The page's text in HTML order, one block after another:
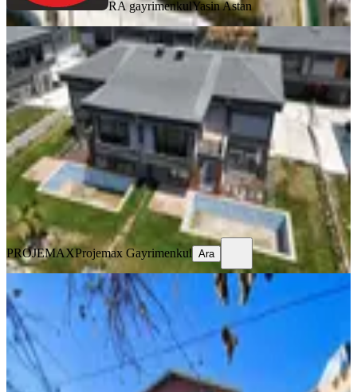
RA gayrimenkulYasin Astan
SIFIR BİNA
Projemax'tan 7/24 Güvenlikli 4+1
400m2 Lüx Fırsat Sıfır Villa
Silivri, Selimpaşa Mahallesi
·400 m² ·06.08.2026
22.000.000 ₺
PROJEMAXProjemax Gayrimenkul
Ara
PROJEMAXProjemax Gayrimenkul Ara
Fiyatı Düşürdük Araptepe Mevkii
Satılık Full Lebiderya Villa
Silivri, Selimpaşa Mahallesi
7+2· 463 m²·01.08.2026